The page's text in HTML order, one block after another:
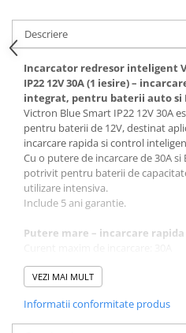
Cabluri pentru echipamente
fotovoltaice
Protectii si izolatoare de baterii
Accesorii
Monitorizare si control
Convertoare DC - DC
Invertoare Off-grid
Incarcatoare de retea
Acumulatori de stocare
Componente sisteme de balcon
Acumulatori
Acumulatori Standard Plumb
Acumulatori Litiu
Descriere
Incarcator redresor inteligent
IP22 12V 30A (1 iesire) –
integrat, pentru baterii auto si
Victron Blue Smart IP22 12V 30A
pentru baterii de 12V, destinat
incarcare rapida si control
Cu o putere de incarcare de 30A
potrivit pentru baterii de
utilizare intensiva.
Include 5 ani garantie.
Putere mare – incarcare
Eficienta: pana la 93–94%
Datorita randamentului ridicat,
inseamna functionare mai sigura si
Este potrivit pentru:
VEZI MAI MULT
Informatii conformitate produs